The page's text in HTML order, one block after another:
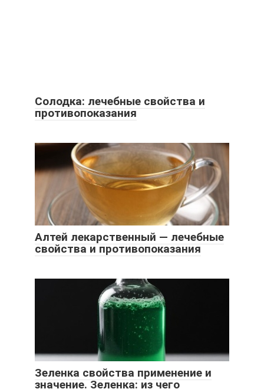
Солодка: лечебные свойства и
противопоказания
Алтей лекарственный — лечебные
свойства и противопоказания
Зеленка свойства применение и
значение. Зеленка: из чего